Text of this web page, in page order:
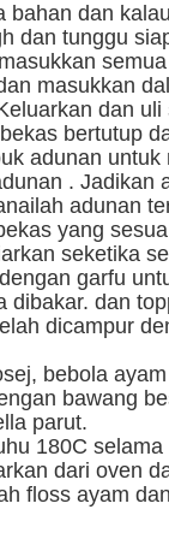
bahan dan
dan tunggu
masukkan
dan uli
bertutup
adunan
. Jadikan
adunan
yang
seketika
garfu
dibakar. dan
dicampur
bebola
bawang
parut.
180C
dari oven
floss ayam